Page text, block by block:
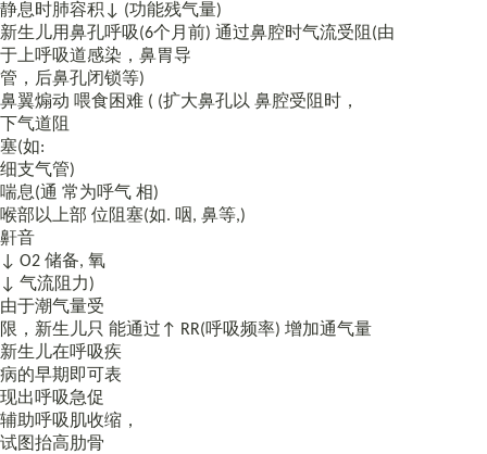
静息时肺容积↓ (功能残气量)
新生儿用鼻孔呼吸(6个月前) 通过鼻腔时气流受阻(由
于上呼吸道感染，鼻胃导
管，后鼻孔闭锁等)
鼻翼煽动 喂食困难 ( (扩大鼻孔以 鼻腔受阻时，
下气道阻
塞(如:
细支气管)
喘息(通 常为呼气 相)
喉部以上部 位阻塞(如. 咽, 鼻等,)
鼾音
↓ O2 储备, 氧
↓ 气流阻力)
由于潮气量受
限，新生儿只 能通过↑ RR(呼吸频率) 增加通气量
新生儿在呼吸疾
病的早期即可表
现出呼吸急促
辅助呼吸肌收缩，
试图抬高肋骨